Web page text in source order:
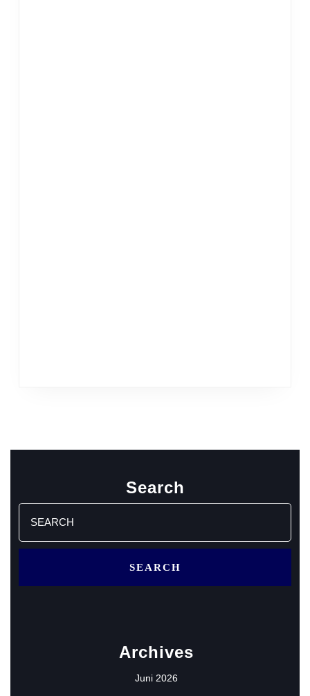
Search
Search
for:
Archives
Juni 2026